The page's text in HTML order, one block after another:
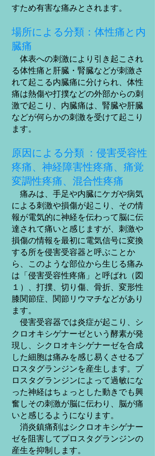
すため有害な痛みとされます。
場所による分類：体性痛と内
臓痛
体表への刺激により引き起こされ
る体性痛と肝臓・腎臓などが刺激さ
れて起こる内臓痛に分けられ、体性
痛は熱傷や打撲などの外部からの刺
激で起こり、内臓痛は、腎臓や肝臓
などが何らかの刺激を受けて起こり
ます。
原因による分類 ：侵害受容性
疼痛、神経障害性疼痛、痛覚
変調性疼痛、混合性疼痛
痛みは、手足や内臓にケガや病気
による刺激や損傷が起こり、その情
報が電気的に神経を伝わって脳に伝
達されて痛いと感じますが、刺激や
損傷の情報を最初に電気信号に変換
する所を侵害受容器と呼ぶことか
ら、このような部位から生じる痛み
は「侵害受容性疼痛」と呼ばれ（図
１）、打撲、切り傷、骨折、変形性
膝関節症、関節リウマチなどがあり
ます。
侵害受容器では炎症が起こり、シ
クロオキシゲナーゼという酵素が発
現し、シクロオキシゲナーゼを合成
した細胞は痛みを感じ易くさせるプ
ロスタグランジンを産生します。プ
ロスタグランジンによって過敏にな
った神経はちょっとした動きでも興
奮しその刺激が脳に伝わり、脳が痛
いと感じるようになります。
​ 消炎鎮痛剤はシクロオキシゲナー
ゼを阻害してプロスタグランジンの
産生を抑制します。